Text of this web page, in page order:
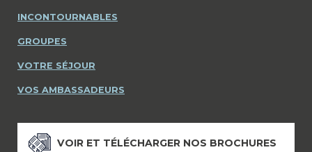
INCONTOURNABLES
GROUPES
VOTRE SÉJOUR
VOS AMBASSADEURS
VOIR ET TÉLÉCHARGER NOS BROCHURES